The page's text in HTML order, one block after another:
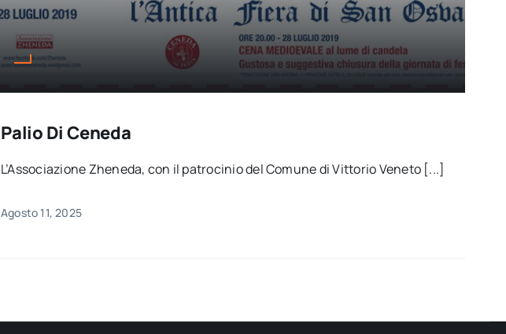
Palio Di Ceneda
L’Associazione Zheneda, con il patrocinio del Comune di Vittorio Veneto [...]
Agosto 11, 2025